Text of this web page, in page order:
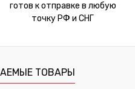
готов к отправке в любую
точку РФ и СНГ
ТОВАРЫ